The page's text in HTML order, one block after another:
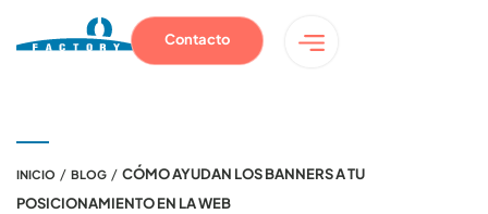
Contacto
INICIO / BLOG / CÓMO AYUDAN LOS BANNERS A TU
POSICIONAMIENTO EN LA WEB